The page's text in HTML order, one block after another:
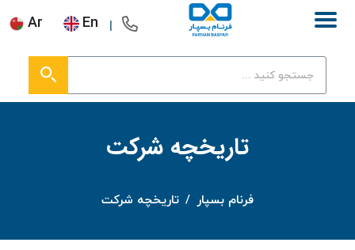
En
Ar
تاریخچه شرکت
فرنام بسپار / تاریخچه شرکت